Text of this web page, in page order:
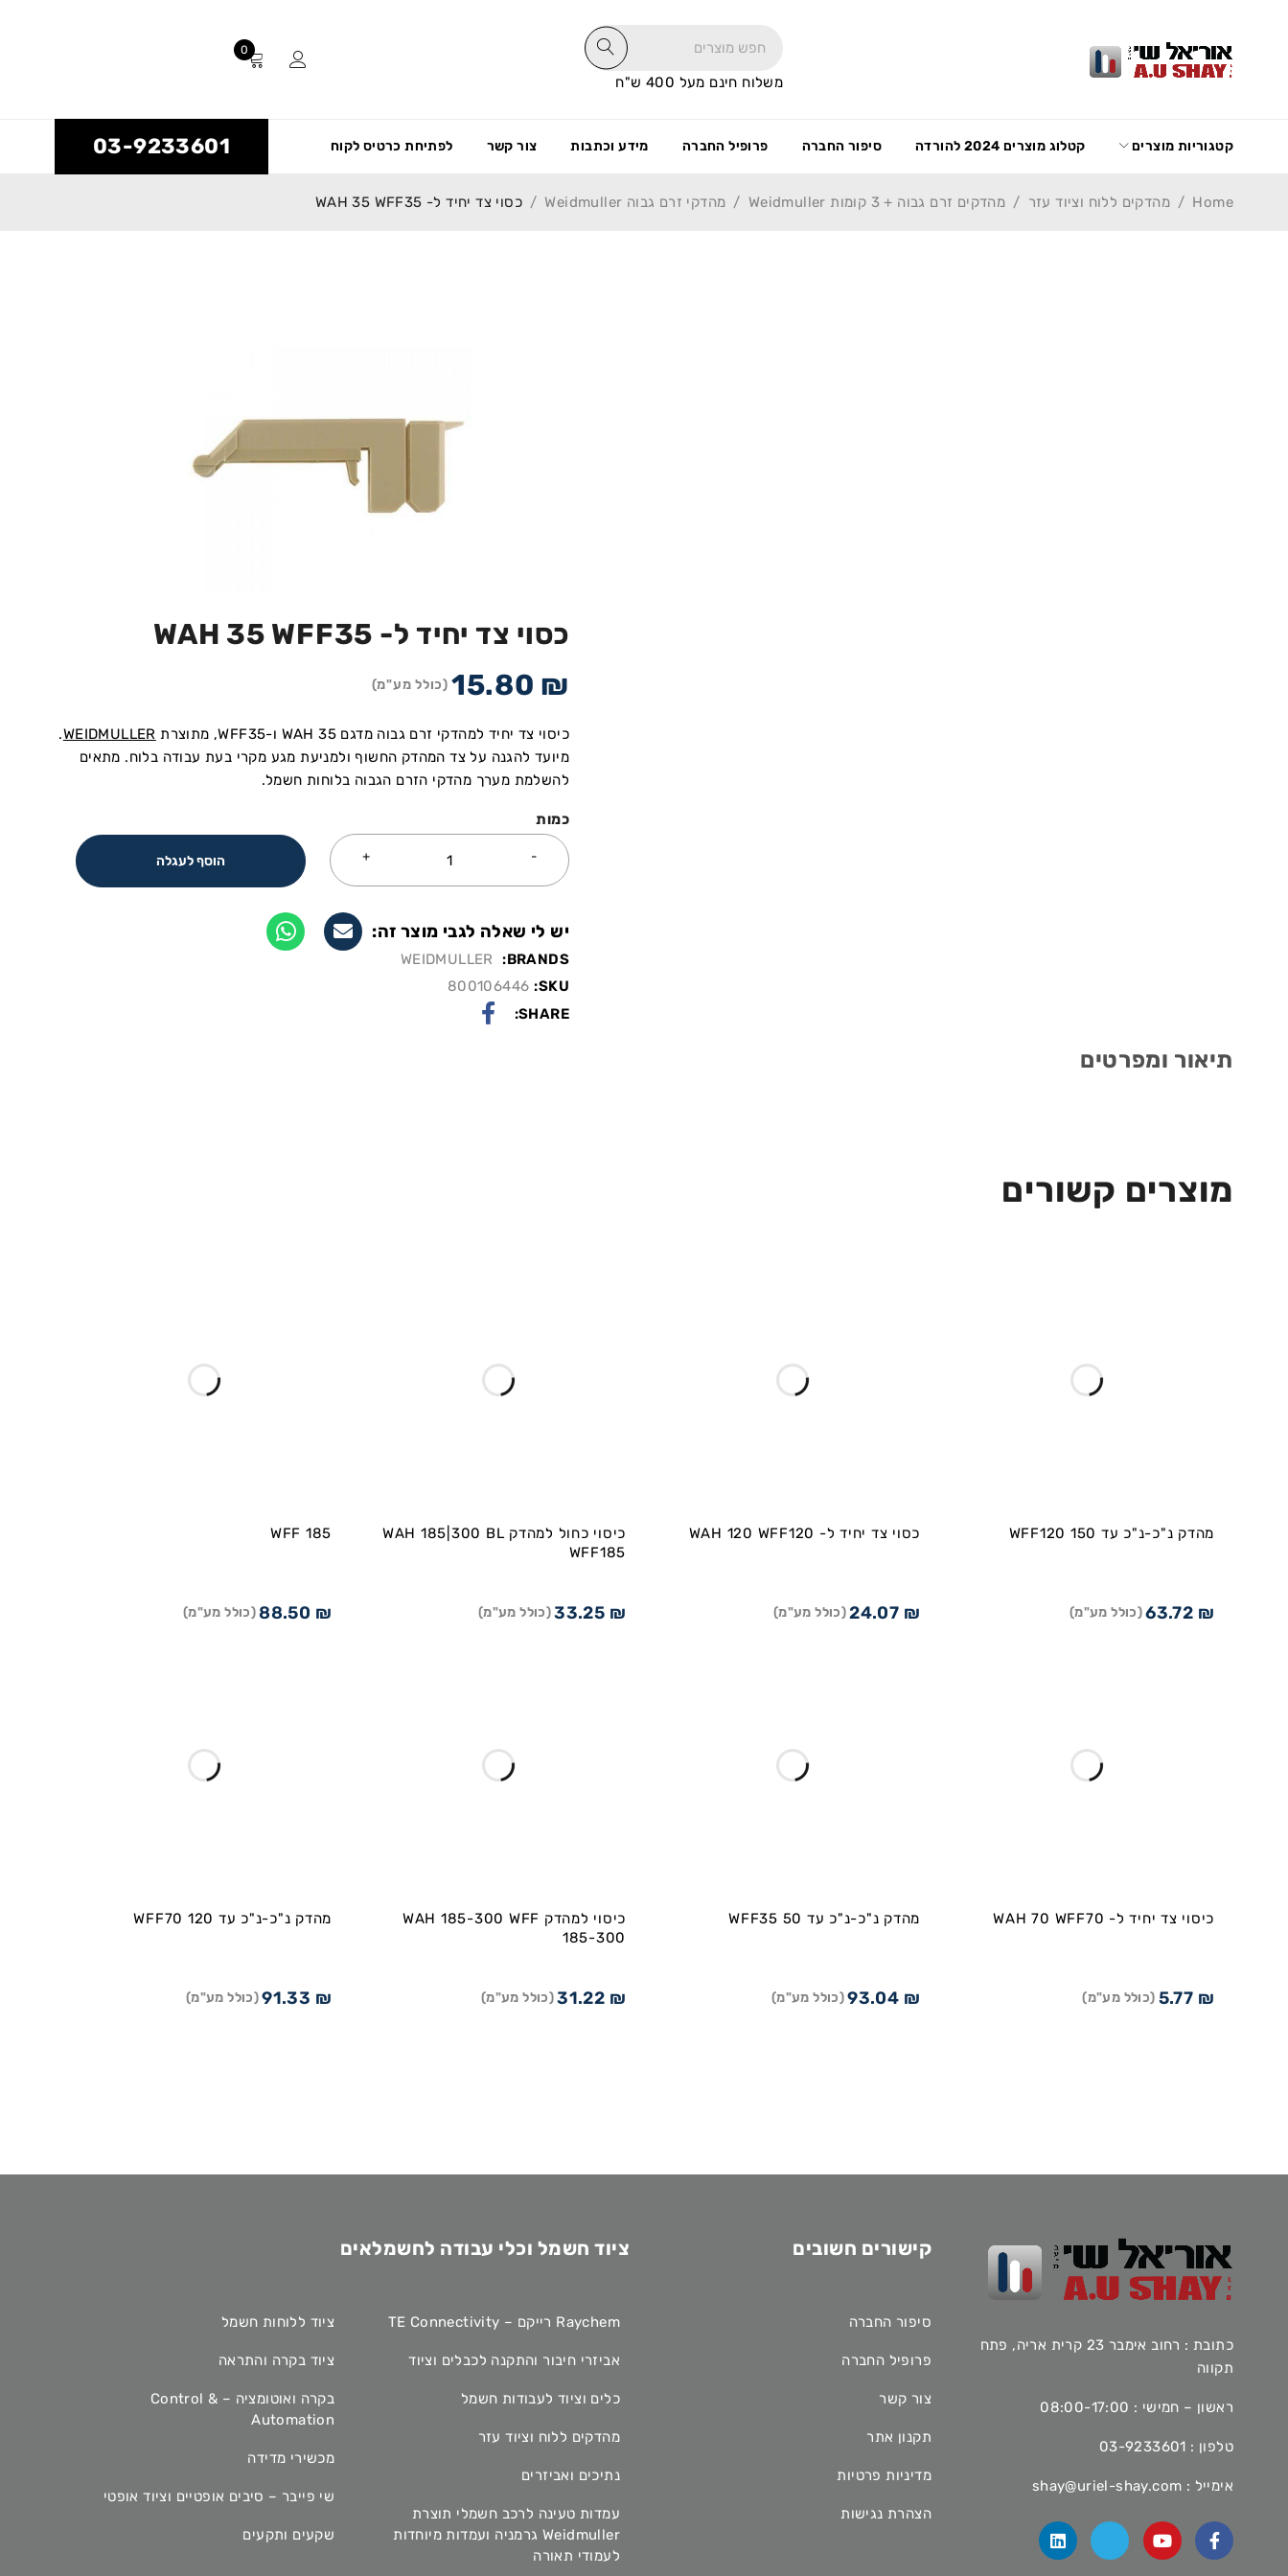
משלוח חינם מעל 400 ש"ח
0
קטגוריות מוצרים קטלוג מוצרים 2024 להורדה סיפור החברה פרופיל החברה מידע וכתבות צור קשר לפתיחת כרטיס לקוח 03-9233601
Home
/ מהדקים ללוח וציוד עזר / מהדקים זרם גבוה + 3 קומות Weidmuller / מהדקי זרם גבוה Weidmuller / כסוי צד יחיד ל- WAH 35 WFF35
כסוי צד יחיד ל- WAH 35 WFF35
15.80 ₪ (כולל מע"מ)
כיסוי צד יחיד למהדקי זרם גבוה מדגם WAH 35 ו-WFF35, מתוצרת WEIDMULLER
.
מיועד להגנה על צד המהדק החשוף ולמניעת מגע מקרי בעת עבודה בלוח. מתאים
להשלמת מערך מהדקי הזרם הגבוה בלוחות חשמל.
כמות
הוסף לעגלה
יש לי שאלה לגבי מוצר זה:
BRANDS:
WEIDMULLER
SKU:
800106446
SHARE:
תיאור ומפרטים
מוצרים קשורים
מהדק נ"כ-נ"כ עד WFF120 150
63.72 ₪ (כולל מע"מ)
כסוי צד יחיד ל- WAH 120 WFF120
24.07 ₪ (כולל מע"מ)
כיסוי כחול למהדק WAH 185|300 BL
WFF185
33.25 ₪ (כולל מע"מ)
WFF 185
88.50 ₪ (כולל מע"מ)
כיסוי צד יחיד ל- WAH 70 WFF70
5.77 ₪ (כולל מע"מ)
מהדק נ"כ-נ"כ עד WFF35 50
93.04 ₪ (כולל מע"מ)
כיסוי למהדק WAH 185-300 WFF
185-300
31.22 ₪ (כולל מע"מ)
מהדק נ"כ-נ"כ עד WFF70 120
91.33 ₪ (כולל מע"מ)
כתובת : רחוב אימבר 23 קרית אריה, פתח
תקווה
ראשון – חמישי : 08:00-17:00
טלפון : 03-9233601
אימייל : shay@uriel-shay.com
קישורים חשובים
סיפור החברה
פרופיל החברה
צור קשר
תקנון אתר
מדיניות פרטיות
הצהרת נגישות
ציוד חשמל וכלי עבודה לחשמלאים
Raychem רייקם – TE Connectivity
אביזרי חיבור והתקנה לכבלים וציוד
כלים וציוד לעבודות חשמל
מהדקים ללוח וציוד עזר
נתיכים ואביזרים
עמדות טעינה לרכב חשמלי תוצרת
Weidmuller גרמניה ועמדות מיוחדות
לעמודי תאורה
ציוד ללוחות חשמל
ציוד בקרה והתראה
בקרה ואוטומציה – Control &
Automation
מכשירי מדידה
שי פייבר – סיבים אופטיים וציוד אופטי
שקעים ותקעים